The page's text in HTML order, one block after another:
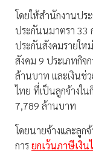
โดยให้สำนักงานป
ประกันนมาตรา 33
ประกันสังคมรายให
สังคม 9 ประเภทกิจ
ล้านบาท และเงินช่
ไทย ที่เป็นลูกจ้างใ
7,789 ล้านบาท
โดยนายจ้างและลูก
การยกเว้นภาษีเงิ